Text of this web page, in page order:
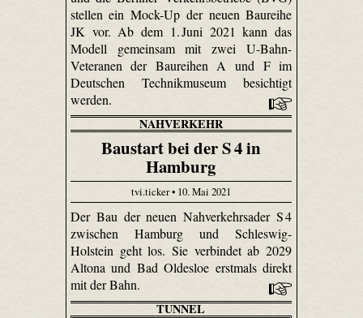
stellen ein Mock-Up der neuen Baureihe
JK vor. Ab dem 1. Juni 2021 kann das
Modell gemeinsam mit zwei U-Bahn-
Veteranen der Baureihen A und F im
Deutschen Technikmuseum besichtigt
werden.
NAHVERKEHR
Baustart bei der S 4 in
Hamburg
tvi.ticker • 10. Mai 2021
Der Bau der neuen Nahverkehrsader S 4
zwischen Hamburg und Schleswig-
Holstein geht los. Sie verbindet ab 2029
Altona und Bad Oldesloe erstmals direkt
mit der Bahn.
TUNNEL